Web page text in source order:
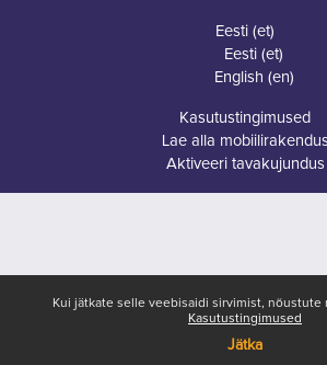
Kui jätkate selle veebisaidi sirvimist, nõustute
Kasutustingimused
Jätka
Eesti ‎(et)‎
Eesti ‎(et)‎
English ‎(en)‎
Kasutustingimused
Lae alla mobiilirakendus
Aktiveeri tavakujundus